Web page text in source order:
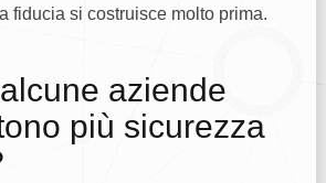
fiducia si costruisce molto prima.
aziende
più sicurezza